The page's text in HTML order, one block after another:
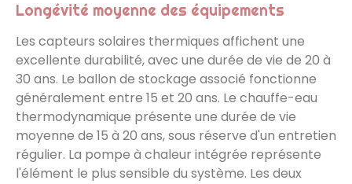
Longévité moyenne des équipements
Les capteurs solaires thermiques affichent une
excellente durabilité, avec une durée de vie de 20 à
30 ans. Le ballon de stockage associé fonctionne
généralement entre 15 et 20 ans. Le chauffe-eau
thermodynamique présente une durée de vie
moyenne de 15 à 20 ans, sous réserve d'un entretien
régulier. La pompe à chaleur intégrée représente
l'élément le plus sensible du système. Les deux